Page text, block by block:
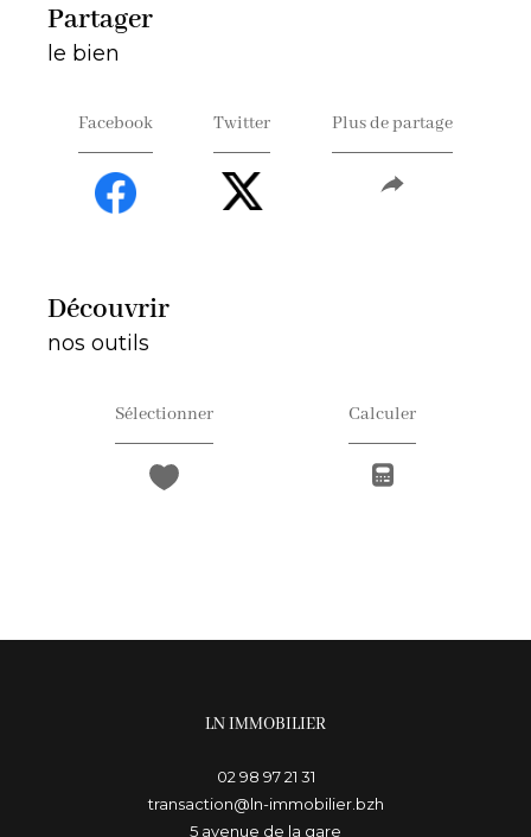
partager
le bien
Facebook Twitter Plus de partage
découvrir
nos outils
Sélectionner Calculer
LN IMMOBILIER
02 98 97 21 31
transaction@ln-immobilier.bzh
5 avenue de la gare